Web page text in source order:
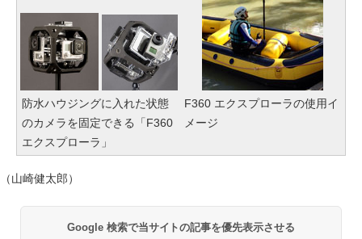
防水ハウジングに入れた状態
のカメラを固定できる「F360
エクスプローラ」
F360 エクスプローラの使用イ
メージ
（山崎健太郎）
Google 検索で当サイトの記事を優先表示させる